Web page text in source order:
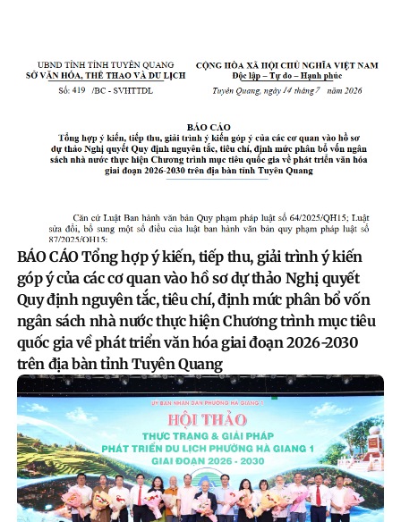
BÁO CÁO Tổng hợp ý kiến, tiếp thu, giải trình ý kiến
góp ý của các cơ quan vào hồ sơ dự thảo Nghị quyết
Quy định nguyên tắc, tiêu chí, định mức phân bổ vốn
ngân sách nhà nước thực hiện Chương trình mục tiêu
quốc gia về phát triển văn hóa giai đoạn 2026-2030
trên địa bàn tỉnh Tuyên Quang